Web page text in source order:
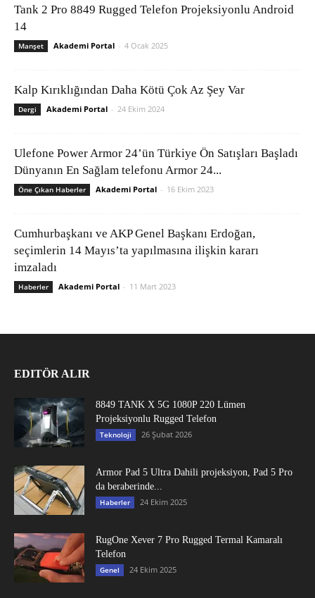
Tank 2 Pro 8849 Rugged Telefon Projeksiyonlu Android
14
Manşet Akademi Portal - 4 Ocak 2025
Kalp Kırıklığından Daha Kötü Çok Az Şey Var
Dergi Akademi Portal - 24 Ekim 2024
Ulefone Power Armor 24’ün Türkiye Ön Satışları Başladı
Dünyanın En Sağlam telefonu Armor 24...
Öne Çıkan Haberler Akademi Portal - 16 Ekim 2023
Cumhurbaşkanı ve AKP Genel Başkanı Erdoğan,
seçimlerin 14 Mayıs’ta yapılmasına ilişkin kararı
imzaladı
Haberler Akademi Portal - 11 Mart 2023
EDITÖR ALIR
8849 TANK X 5G 1080P 220 Lümen
Projeksiyonlu Rugged Telefon
Teknoloji 26 Şubat 2026
Armor Pad 5 Ultra Dahili projeksiyon, Pad 5 Pro
da beraberinde...
Haberler 24 Ekim 2025
RugOne Xever 7 Pro Rugged Termal Kamaralı
Telefon
Genel 24 Ekim 2025